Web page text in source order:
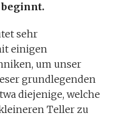
beginnt.
sehr
einigen
um unser
grundlegenden
diejenige, welche
Teller zu